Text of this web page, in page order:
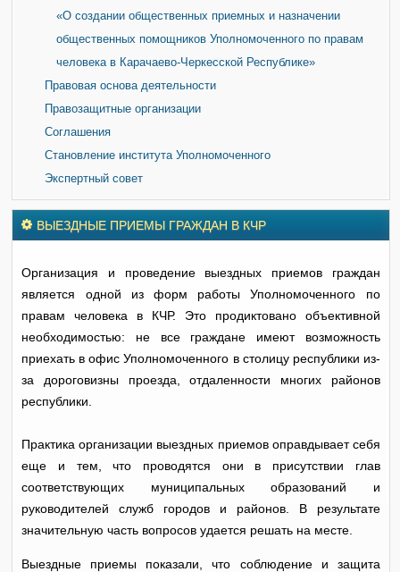
«О создании общественных приемных и назначении
общественных помощников Уполномоченного по правам
человека в Карачаево-Черкесской Республике»
Правовая основа деятельности
Правозащитные организации
Соглашения
Становление института Уполномоченного
Экспертный совет
ВЫЕЗДНЫЕ ПРИЕМЫ ГРАЖДАН В КЧР
Организация и проведение выездных приемов граждан
является одной из форм работы Уполномоченного по
правам человека в КЧР. Это продиктовано объективной
необходимостью: не все граждане имеют возможность
приехать в офис Уполномоченного в столицу республики из-
за дороговизны проезда, отдаленности многих районов
республики.
Практика организации выездных приемов оправдывает себя
еще и тем, что проводятся они в присутствии глав
соответствующих муниципальных образований и
руководителей служб городов и районов. В результате
значительную часть вопросов удается решать на месте.
Выездные приемы показали, что соблюдение и защита